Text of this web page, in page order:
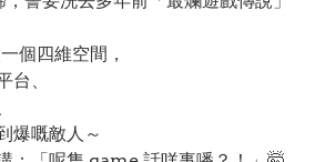
個四維空間，
台、
爆嘅敵人～